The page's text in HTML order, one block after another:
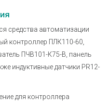
средства автоматизации
контроллер ПЛК110-60,
ПЧВ101-К75-В, панель
индуктивные датчики PR12-
для контроллера